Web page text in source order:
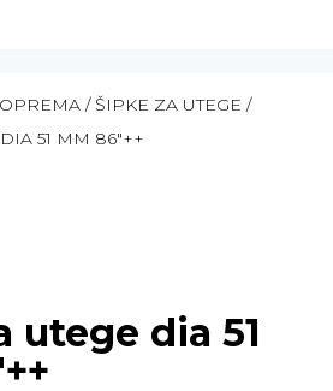
/ŠIPKE ZA UTEGE /
51 MM 86″++
utege dia 51